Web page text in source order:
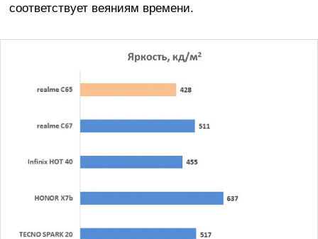
соответствует веяниям времени.